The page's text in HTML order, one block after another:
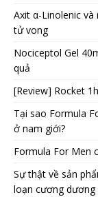
Axit α-Linolenic
tử vong
Nociceptol Gel
quả
[Review] Rocket
Tại sao Formula
ở nam giới?
Formula For Men
Sự thật về sản
loạn cương dương